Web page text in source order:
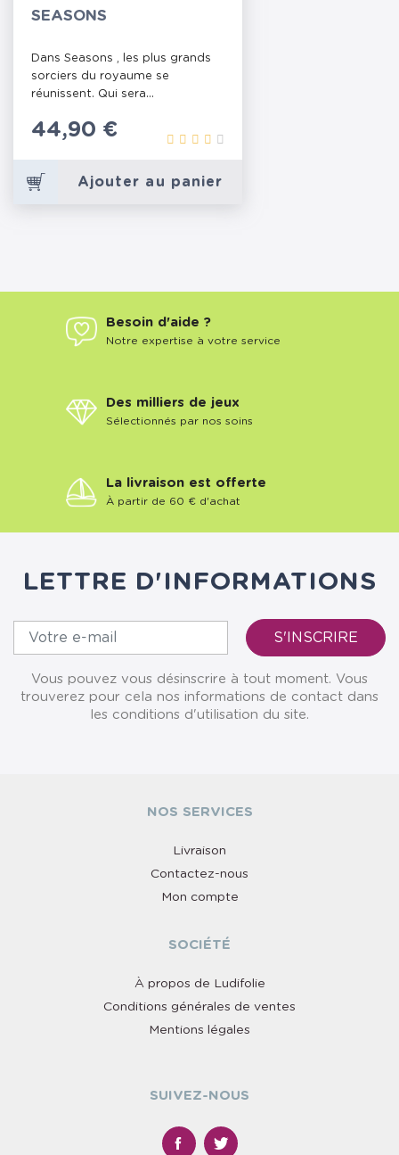
SEASONS
Dans Seasons , les plus grands
sorciers du royaume se
réunissent. Qui sera...
Prix
44,90 €
Ajouter au panier
Besoin d'aide ?
Notre expertise à votre service
Des milliers de jeux
Sélectionnés par nos soins
La livraison est offerte
À partir de 60 € d'achat
LETTRE D'INFORMATIONS
Vous pouvez vous désinscrire à tout moment. Vous
trouverez pour cela nos informations de contact dans
les conditions d'utilisation du site.
NOS SERVICES
Livraison
Contactez-nous
Mon compte
SOCIÉTÉ
À propos de Ludifolie
Conditions générales de ventes
Mentions légales
SUIVEZ-NOUS